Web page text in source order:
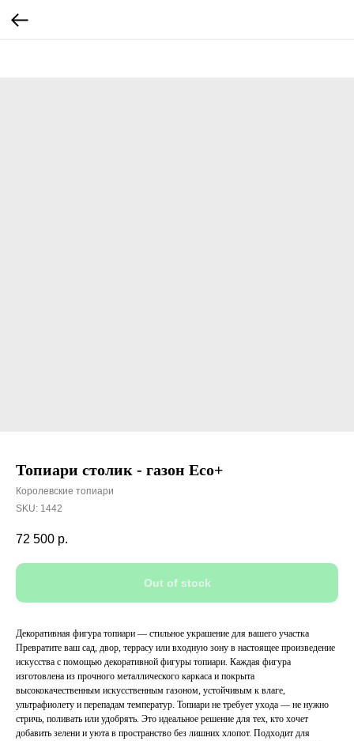
Топиари столик - газон Eco+
Королевские топиари
SKU: 1442
72 500 р.
Out of stock
Декоративная фигура топиари — стильное украшение для вашего участка
Превратите ваш сад, двор, террасу или входную зону в настоящее произведение
искусства с помощью декоративной фигуры топиари. Каждая фигура
изготовлена из прочного металлического каркаса и покрыта
высококачественным искусственным газоном, устойчивым к влаге,
ультрафиолету и перепадам температур. Топиари не требует ухода — не нужно
стричь, поливать или удобрять. Это идеальное решение для тех, кто хочет
добавить зелени и уюта в пространство без лишних хлопот. Подходит для